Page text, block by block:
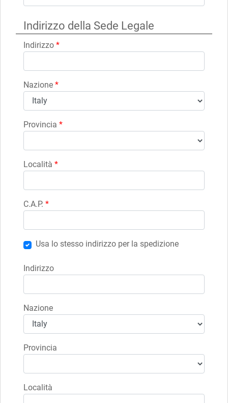
Indirizzo della Sede Legale
Indirizzo *
Nazione *
Provincia *
Località *
C.A.P. *
Usa lo stesso indirizzo per la spedizione
Indirizzo
Nazione
Provincia
Località